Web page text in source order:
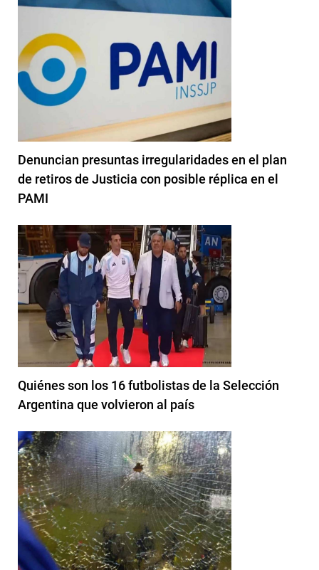
Denuncian presuntas irregularidades en el plan
de retiros de Justicia con posible réplica en el
PAMI
Quiénes son los 16 futbolistas de la Selección
Argentina que volvieron al país